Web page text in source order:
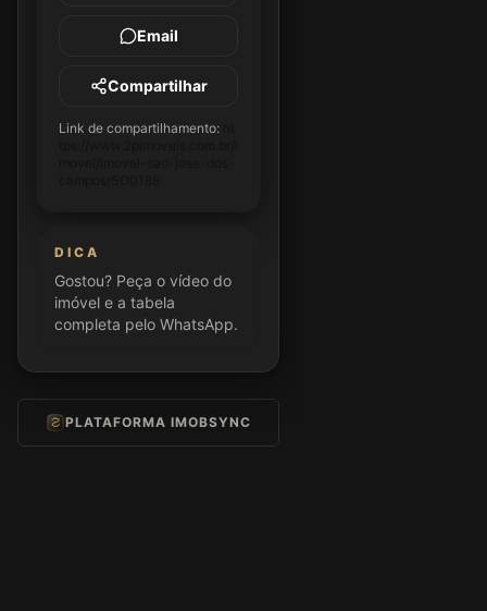
Email
Compartilhar
Link de compartilhamento:
DICA
Gostou? Peça o vídeo do
imóvel e a tabela
completa pelo WhatsApp.
PLATAFORMA IMOBSYNC